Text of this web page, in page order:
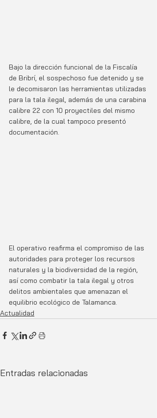
Bajo la dirección funcional de la Fiscalía
de Bribrí, el sospechoso fue detenido y se
le decomisaron las herramientas utilizadas
para la tala ilegal, además de una carabina
calibre 22 con 10 proyectiles del mismo
calibre, de la cual tampoco presentó
documentación.
El operativo reafirma el compromiso de las
autoridades para proteger los recursos
naturales y la biodiversidad de la región,
así como combatir la tala ilegal y otros
delitos ambientales que amenazan el
equilibrio ecológico de Talamanca.
Actualidad
Entradas relacionadas